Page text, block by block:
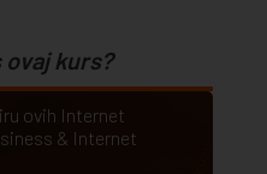
ovaj kurs?
ovih Internet
& Internet